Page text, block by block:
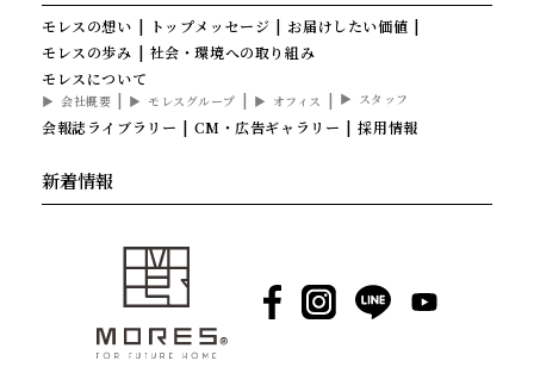
モレスの想い トップメッセージ
お届けしたい価値
モレスの歩み
社会・環境への取り組み
モレスについて
会社概要 モレスグループ オフィス スタッフ
会報誌ライブラリー CM・広告ギャラリー 採用情報
新着情報
Facebook
Instagram
LINE YouTube